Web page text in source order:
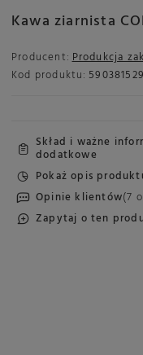
Kawa ziarnista
Producent: Produkcja
Kod produktu:
Skład i ważne
dodatkowe
Pokaż opis
Opinie klientów(7
Zapytaj o ten